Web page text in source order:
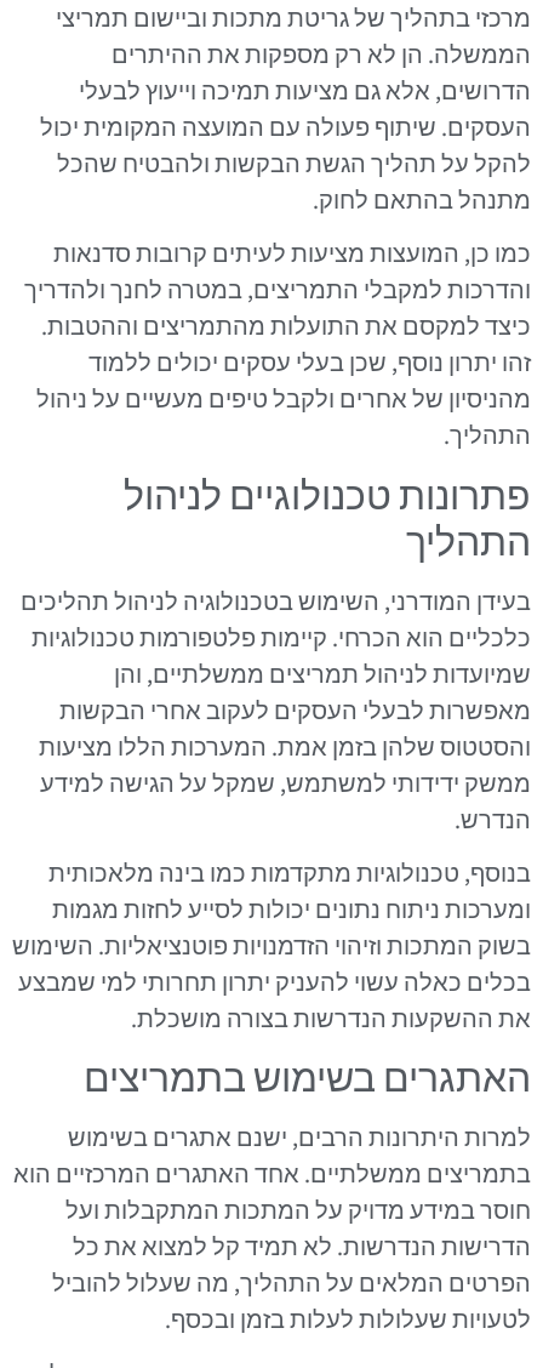
מרכזי בתהליך של גריטת מתכות וביישום תמריצי
הממשלה. הן לא רק מספקות את ההיתרים
הדרושים, אלא גם מציעות תמיכה וייעוץ לבעלי
העסקים. שיתוף פעולה עם המועצה המקומית יכול
להקל על תהליך הגשת הבקשות ולהבטיח שהכל
מתנהל בהתאם לחוק.
כמו כן, המועצות מציעות לעיתים קרובות סדנאות
והדרכות למקבלי התמריצים, במטרה לחנך ולהדריך
כיצד למקסם את התועלות מהתמריצים וההטבות.
זהו יתרון נוסף, שכן בעלי עסקים יכולים ללמוד
מהניסיון של אחרים ולקבל טיפים מעשיים על ניהול
התהליך.
פתרונות טכנולוגיים לניהול
התהליך
בעידן המודרני, השימוש בטכנולוגיה לניהול תהליכים
כלכליים הוא הכרחי. קיימות פלטפורמות טכנולוגיות
שמיועדות לניהול תמריצים ממשלתיים, והן
מאפשרות לבעלי העסקים לעקוב אחרי הבקשות
והסטטוס שלהן בזמן אמת. המערכות הללו מציעות
ממשק ידידותי למשתמש, שמקל על הגישה למידע
הנדרש.
בנוסף, טכנולוגיות מתקדמות כמו בינה מלאכותית
ומערכות ניתוח נתונים יכולות לסייע לחזות מגמות
בשוק המתכות וזיהוי הזדמנויות פוטנציאליות. השימוש
בכלים כאלה עשוי להעניק יתרון תחרותי למי שמבצע
את ההשקעות הנדרשות בצורה מושכלת.
האתגרים בשימוש בתמריצים
למרות היתרונות הרבים, ישנם אתגרים בשימוש
בתמריצים ממשלתיים. אחד האתגרים המרכזיים הוא
חוסר במידע מדויק על המתכות המתקבלות ועל
הדרישות הנדרשות. לא תמיד קל למצוא את כל
הפרטים המלאים על התהליך, מה שעלול להוביל
לטעויות שעלולות לעלות בזמן ובכסף.